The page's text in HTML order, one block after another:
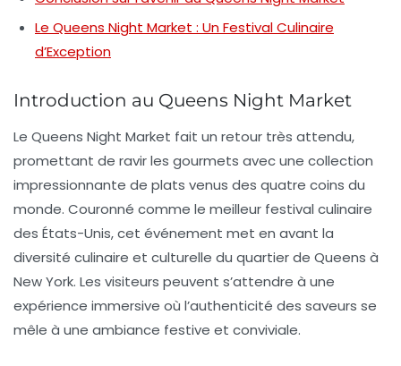
Le Queens Night Market : Un Festival Culinaire
d’Exception
Introduction au Queens Night Market
Le Queens Night Market fait un retour très attendu,
promettant de ravir les gourmets avec une collection
impressionnante de plats venus des quatre coins du
monde. Couronné comme le meilleur festival culinaire
des États-Unis, cet événement met en avant la
diversité culinaire et culturelle du quartier de Queens à
New York. Les visiteurs peuvent s’attendre à une
expérience immersive où l’authenticité des saveurs se
mêle à une ambiance festive et conviviale.